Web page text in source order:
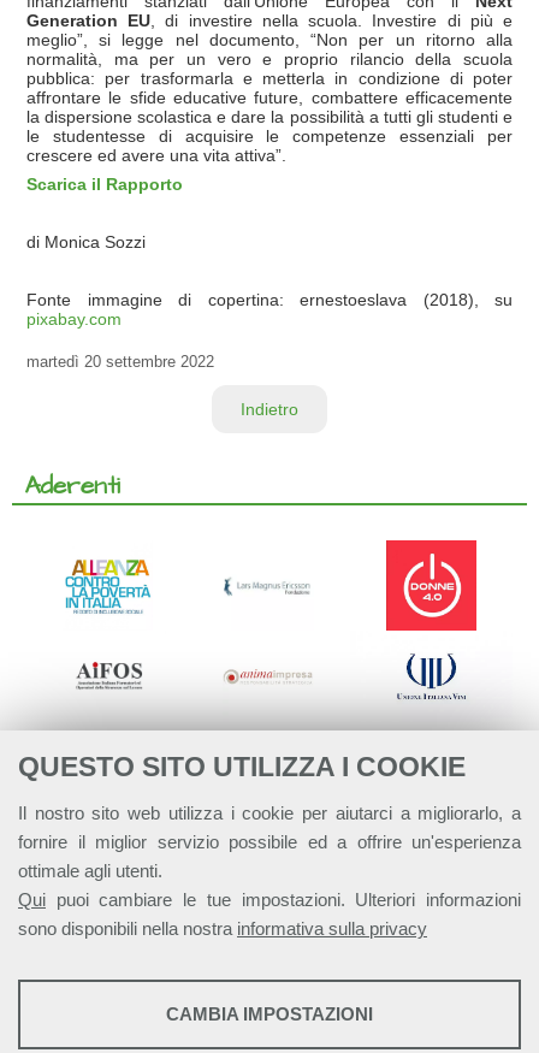
QUESTO SITO UTILIZZA I COOKIE
Il nostro sito web utilizza i cookie per aiutarci a migliorarlo, a
fornire il miglior servizio possibile ed a offrire un'esperienza
ottimale agli utenti.
Qui puoi cambiare le tue impostazioni. Ulteriori informazioni
sono disponibili nella nostra informativa sulla privacy
STATISTICHE
CAMBIA IMPOSTAZIONI
Generation EU , di investire nella scuola. Investire di più e
meglio”, si legge nel documento, “Non per un ritorno alla
normalità, ma per un vero e proprio rilancio della scuola
pubblica: per trasformarla e metterla in condizione di poter
affrontare le sfide educative future, combattere efficacemente
la dispersione scolastica e dare la possibilità a tutti gli studenti e
le studentesse di acquisire le competenze essenziali per
crescere ed avere una vita attiva”.
Scarica il Rapporto
di Monica Sozzi
Fonte immagine di copertina: ernestoeslava (2018), su
pixabay.com
martedì 20 settembre 2022
Indietro
Aderenti
Alleanza Italiana per lo Sviluppo Sostenibile - ASviS